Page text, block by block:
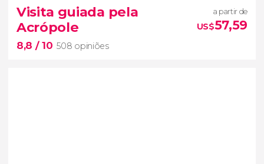
1.198 opiniões
ônibus turístico ao Cabo Sunião
um dos lugares mais importantes para a mitologia
grega
Visita guiada pela
Acrópole
8,8 / 10 508 opiniões
a partir de
US$57,59